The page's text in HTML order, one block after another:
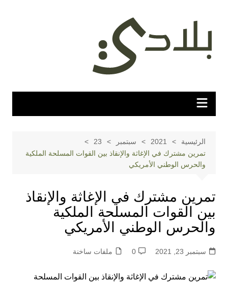
المحتوى
الرئيسية 2021 سبتمبر
23
تمرين مشترك في الإغاثة والإنقاذ بين القوات المسلحة الملكية
والحرس الوطني الأمريكي
تمرين مشترك في الإغاثة والإنقاذ
بين القوات المسلحة الملكية
والحرس الوطني الأمريكي
سبتمبر 23, 2021 0 ملفات ساخنة